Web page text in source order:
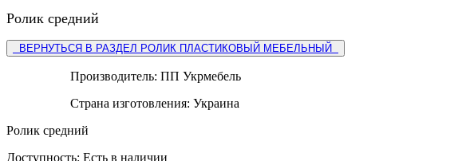
Ролик средний
ВЕРНУТЬСЯ В РАЗДЕЛ РОЛИК ПЛАСТИКОВЫЙ МЕБЕЛЬНЫЙ
Производитель: ПП Укрмебель
Страна изготовления: Украина
Ролик средний
Доступность: Есть в наличии